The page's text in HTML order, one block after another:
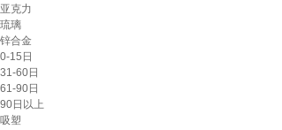
亚克力
琉璃
锌合金
0-15日
31-60日
61-90日
90日以上
吸塑